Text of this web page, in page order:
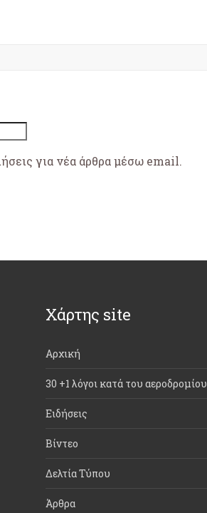
για νέα άρθρα μέσω email.
Χάρτης site
Αρχική
30 +1 λόγοι κατά του αεροδρομίου
Ειδήσεις
Βίντεο
Δελτία Τύπου
Άρθρα